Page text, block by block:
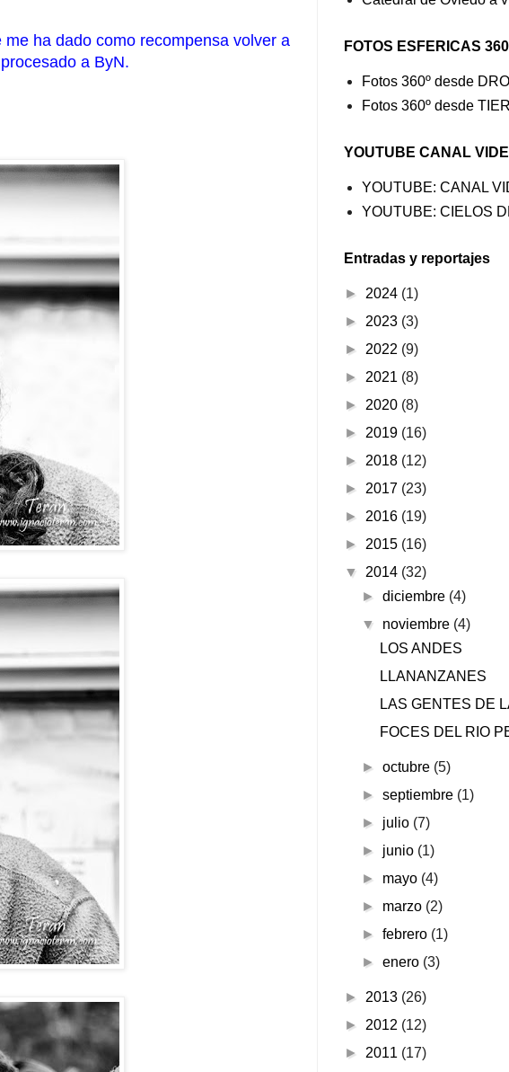
ha dado como recompensa volver a
a ByN.
FOTOS ESFERICAS
Fotos 360º desde
Fotos 360º desde
YOUTUBE CANAL
YOUTUBE: CANAL
YOUTUBE: CIELOS
Entradas y reportajes
► 2024 (1)
► 2023 (3)
► 2022 (9)
► 2021 (8)
► 2020 (8)
► 2019 (16)
► 2018 (12)
► 2017 (23)
► 2016 (19)
► 2015 (16)
▼ 2014 (32)
►diciembre (4)
▼ noviembre (4)
LOS ANDES
LLANANZANES
LAS GENTES DE
FOCES DEL RIO
►octubre (5)
►septiembre (1)
► julio (7)
► junio (1)
► mayo (4)
► marzo (2)
►febrero (1)
►enero (3)
► 2013 (26)
► 2012 (12)
► 2011 (17)